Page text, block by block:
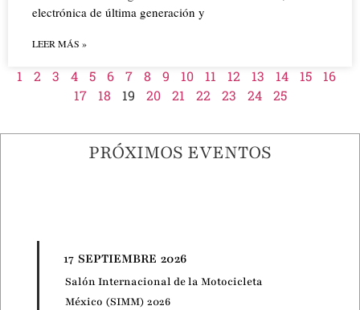
electrónica de última generación y
LEER MÁS »
1 2 3 4 5 6 7 8 9 10 11 12 13 14 15
16
17
18 19 20 21 22 23 24 25
PRÓXIMOS EVENTOS
17 SEPTIEMBRE 2026
Salón Internacional de la Motocicleta
México (SIMM) 2026